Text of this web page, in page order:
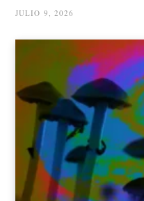
JULIO 9, 2026